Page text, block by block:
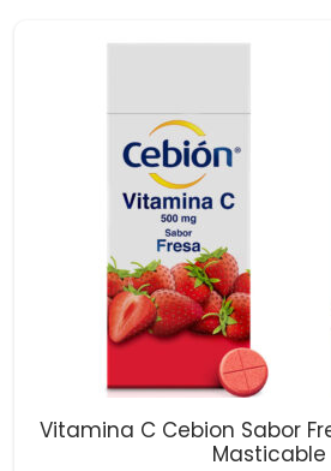
Vitamina C Cebion Sabor
Masticable